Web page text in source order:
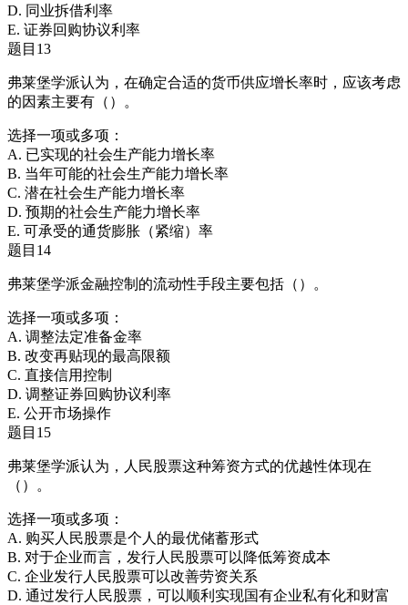
D. 同业拆借利率
E. 证券回购协议利率
题目13
弗莱堡学派认为，在确定合适的货币供应增长率时，应该考虑
的因素主要有（）。
选择一项或多项：
A. 已实现的社会生产能力增长率
B. 当年可能的社会生产能力增长率
C. 潜在社会生产能力增长率
D. 预期的社会生产能力增长率
E. 可承受的通货膨胀（紧缩）率
题目14
弗莱堡学派金融控制的流动性手段主要包括（）。
选择一项或多项：
A. 调整法定准备金率
B. 改变再贴现的最高限额
C. 直接信用控制
D. 调整证券回购协议利率
E. 公开市场操作
题目15
弗莱堡学派认为，人民股票这种筹资方式的优越性体现在
（）。
选择一项或多项：
A. 购买人民股票是个人的最优储蓄形式
B. 对于企业而言，发行人民股票可以降低筹资成本
C. 企业发行人民股票可以改善劳资关系
D. 通过发行人民股票，可以顺利实现国有企业私有化和财富